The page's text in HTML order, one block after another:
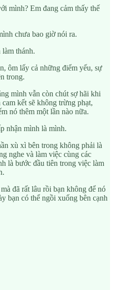
mình? Em đang cảm thấy thế
chưa bao giờ nói ra.
thánh.
ôm lấy cả những điểm yếu, sự
trong.
mình vẫn còn chút sợ hãi khi
kết sẽ không trừng phạt,
nó thêm một lần nào nữa.
nhận mình là mình.
xù xì bên trong không phải là
nghe và làm việc cùng các
là bước đầu tiên trong việc làm
đã rất lâu rồi bạn không để nó
bạn có thể ngồi xuống bên cạnh